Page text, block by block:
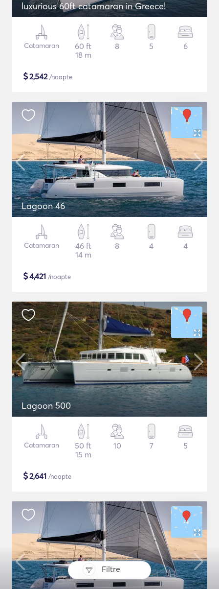
Filtre
luxurious 60ft catamaran in Greece!
Catamaran
60 ft
18 m
8 5 6
$2,542/noapte
Lagoon 46
Catamaran
46 ft
14 m
8 4 4
$4,421 /noapte
Lagoon 500
Catamaran
50 ft
15 m
10 7 5
$2,641 /noapte